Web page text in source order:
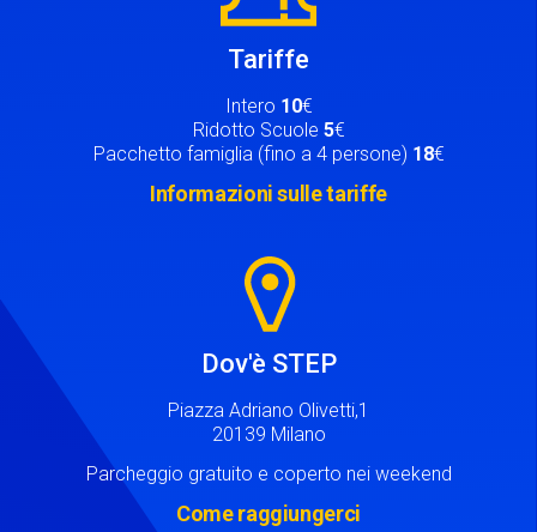
Tariffe
Intero 10€
Ridotto Scuole 5€
Pacchetto famiglia (fino a 4 persone) 18€
Informazioni sulle tariffe
Dov'è STEP
Piazza Adriano Olivetti,1
20139 Milano
Parcheggio gratuito e coperto nei weekend
Come raggiungerci